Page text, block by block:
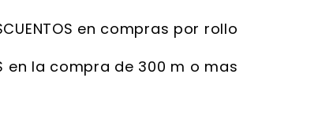
en compras por rollo
en la compra de 300 m o mas